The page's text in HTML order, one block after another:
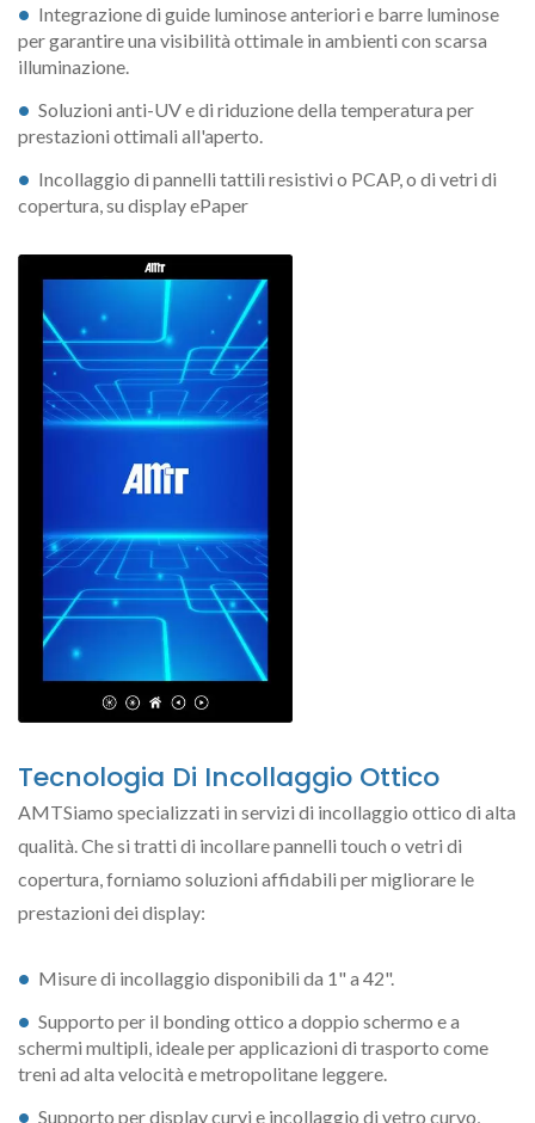
Integrazione di guide luminose anteriori e barre luminose
per garantire una visibilità ottimale in ambienti con scarsa
illuminazione.
Soluzioni anti-UV e di riduzione della temperatura per
prestazioni ottimali all'aperto.
Incollaggio di pannelli tattili resistivi o PCAP, o di vetri di
copertura, su display ePaper
Tecnologia Di Incollaggio Ottico
AMTSiamo specializzati in servizi di incollaggio ottico di alta
qualità. Che si tratti di incollare pannelli touch o vetri di
copertura, forniamo soluzioni affidabili per migliorare le
prestazioni dei display:
Misure di incollaggio disponibili da 1" a 42".
Supporto per il bonding ottico a doppio schermo e a
schermi multipli, ideale per applicazioni di trasporto come
treni ad alta velocità e metropolitane leggere.
Supporto per display curvi e incollaggio di vetro curvo,